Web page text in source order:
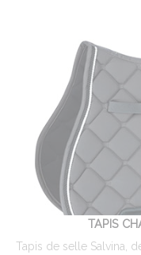
TAPIS
Tapis de selle Salvina,